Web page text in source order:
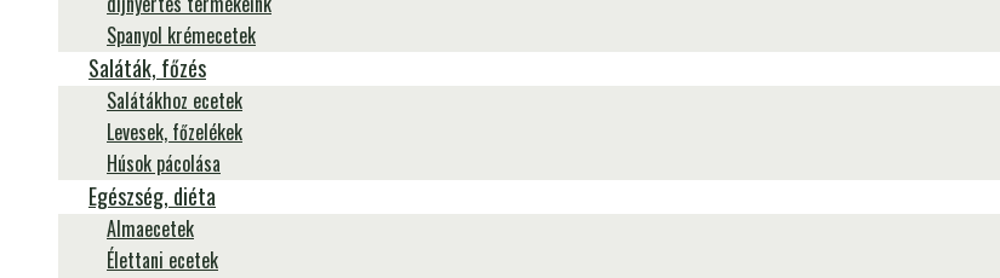
Spanyol krémecetek
Saláták, főzés
Salátákhoz ecetek
Levesek, főzelékek
Húsok pácolása
Egészség, diéta
Almaecetek
Élettani ecetek